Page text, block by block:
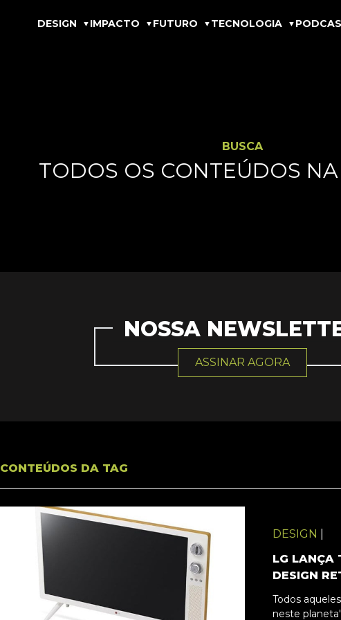
DESIGN IMPACTO FUTURO TECNOLOGIA
BUSCA
TODOS OS CONTEÚDOS NA
NOSSA
ASSINAR AGORA
CONTEÚDOS DA TAG
DESIGN
LG LANÇA
DESIGN
Todos
neste